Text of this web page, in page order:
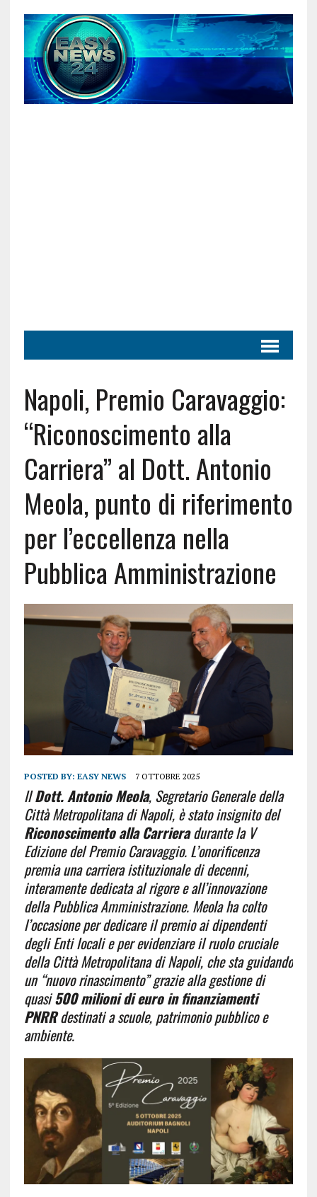
Napoli, Premio Caravaggio:
“Riconoscimento alla
Carriera” al Dott. Antonio
Meola, punto di riferimento
per l’eccellenza nella
Pubblica Amministrazione
POSTED BY: EASY NEWS 7 OTTOBRE 2025
IlDott. Antonio Meola, Segretario Generale della
Città Metropolitana di Napoli, è stato insignito del
Riconoscimento alla Carrieradurante la V
Edizione del Premio Caravaggio. L’onorificenza
premia una carriera istituzionale di decenni,
interamente dedicata al rigore e all’innovazione
della Pubblica Amministrazione. Meola ha colto
l’occasione per dedicare il premio ai dipendenti
degli Enti locali e per evidenziare il ruolo cruciale
della Città Metropolitana di Napoli, che sta guidando
un “nuovo rinascimento” grazie alla gestione di
quasi500 milioni di euro in finanziamenti
PNRRdestinati a scuole, patrimonio pubblico e
ambiente.